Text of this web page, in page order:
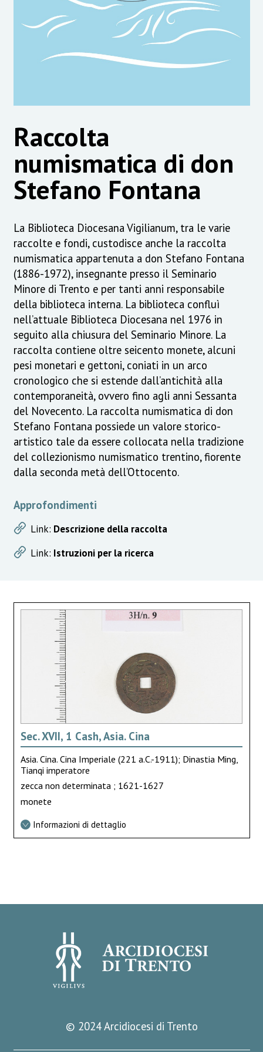
Raccolta
numismatica di don
Stefano Fontana
La Biblioteca Diocesana Vigilianum, tra le varie
raccolte e fondi, custodisce anche la raccolta
numismatica appartenuta a don Stefano Fontana
(1886-1972), insegnante presso il Seminario
Minore di Trento e per tanti anni responsabile
della biblioteca interna. La biblioteca confluì
nell’attuale Biblioteca Diocesana nel 1976 in
seguito alla chiusura del Seminario Minore. La
raccolta contiene oltre seicento monete, alcuni
pesi monetari e gettoni, coniati in un arco
cronologico che si estende dall’antichità alla
contemporaneità, ovvero fino agli anni Sessanta
del Novecento. La raccolta numismatica di don
Stefano Fontana possiede un valore storico-
artistico tale da essere collocata nella tradizione
del collezionismo numismatico trentino, fiorente
dalla seconda metà dell’Ottocento.
Approfondimenti
Link: Descrizione della raccolta
Link: Istruzioni per la ricerca
Sec. XVII, 1 Cash, Asia. Cina
Asia. Cina. Cina Imperiale (221 a.C.-1911); Dinastia Ming,
Tianqi imperatore
zecca non determinata ; 1621-1627
monete
Informazioni di dettaglio
© 2024 Arcidiocesi di Trento